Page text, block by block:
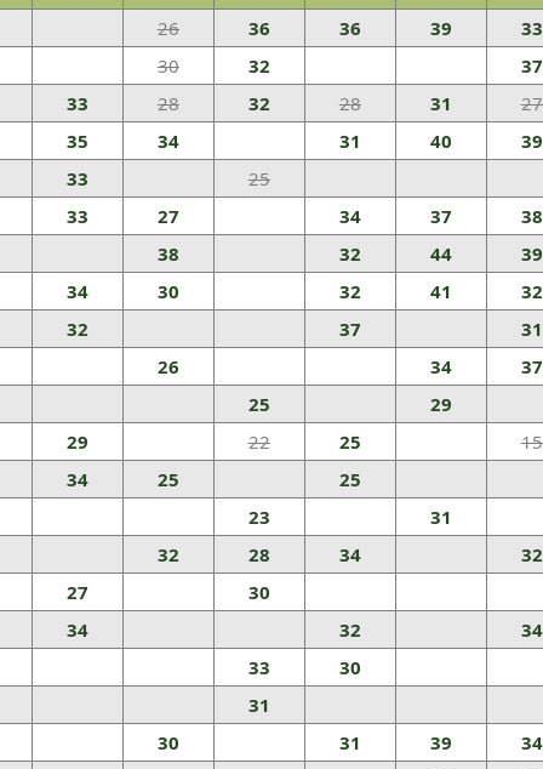
26 36 36 39
33
30 32
37
33 28 32 28 31
27
35 34 31 40
39
33
25
33 27 34 37
38
38 32 44
39
34 30 32 41
32
32 37
31
26 34
37
25
29
29 22 25
15
34 25
25
23
31
32 28 34
32
27
30
34 32
34
33
30
31
30 31 39
34